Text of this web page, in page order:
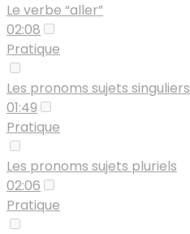
Le verbe “aller”
02:08
Pratique
Les pronoms sujets singuliers
01:49
Pratique
Les pronoms sujets pluriels
02:06
Pratique